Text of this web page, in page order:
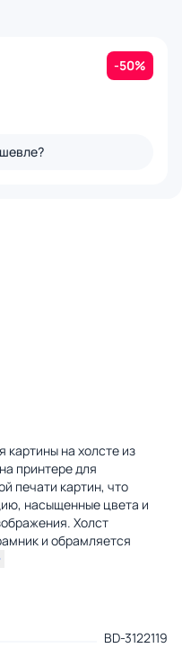
-50%
картины на холсте из
принтере для
печати картин, что
насыщенные цвета и
Холст
и обрамляется
BD-3122119